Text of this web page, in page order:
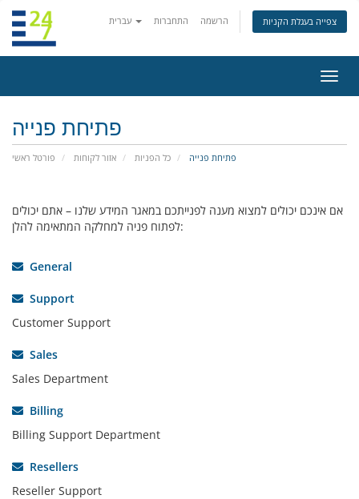
התחברות הרשמה צפייה בעגלת הקניות
ניווט
פתיחת פנייה
פורטל ראשי אזור לקוחות כל הפניות פתיחת פנייה
אם אינכם יכולים למצוא מענה לפנייתכם במאגר המידע שלנו – אתם יכולים
לפתוח פניה למחלקה המתאימה להלן:
General
Support
Customer Support
Sales
Sales Department
Billing
Billing Support Department
Resellers
Reseller Support